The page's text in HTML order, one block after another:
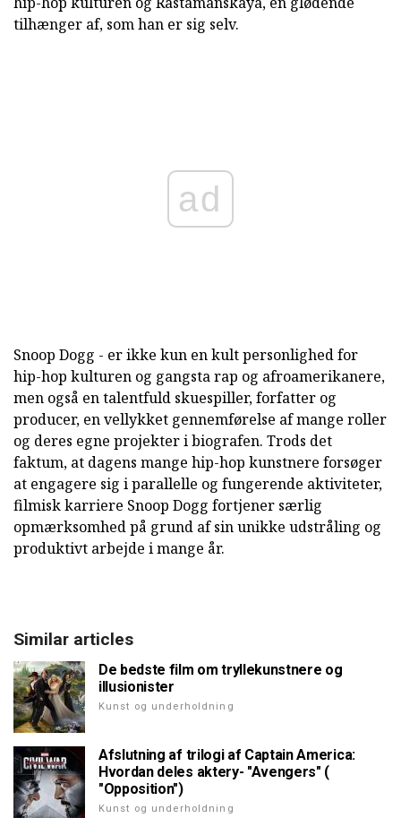
tilhænger af, som han er sig selv.
ad
Snoop Dogg - er ikke kun en kult personlighed for
hip-hop kulturen og gangsta rap og afroamerikanere,
men også en talentfuld skuespiller, forfatter og
producer, en vellykket gennemførelse af mange roller
og deres egne projekter i biografen. Trods det
faktum, at dagens mange hip-hop kunstnere forsøger
at engagere sig i parallelle og fungerende aktiviteter,
filmisk karriere Snoop Dogg fortjener særlig
opmærksomhed på grund af sin unikke udstråling og
produktivt arbejde i mange år.
Similar articles
De bedste film om tryllekunstnere og
illusionister
Kunst og underholdning
Afslutning af trilogi af Captain America:
Hvordan deles aktery- "Avengers" (
"Opposition")
Kunst og underholdning